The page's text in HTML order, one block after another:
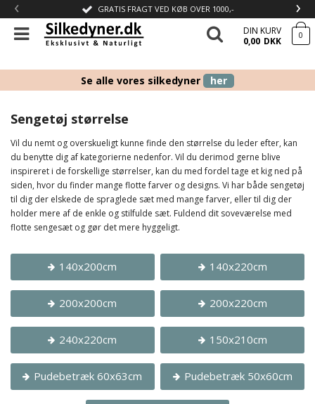
GRATIS FRAGT VED KØB OVER 1000,-
‹ ›
DIN KURV
0,00 DKK 0
Se alle vores silkedyner her
Sengetøj størrelse
Vil du nemt og overskueligt kunne finde den størrelse du leder efter, kan
du benytte dig af kategorierne nedenfor. Vil du derimod gerne blive
inspireret i de forskellige størrelser, kan du med fordel tage et kig ned på
siden, hvor du finder mange flotte farver og designs. Vi har både sengetøj
til dig der elskede de spraglede sæt med mange farver, eller til dig der
holder mere af de enkle og stilfulde sæt. Fuldend dit soveværelse med
flotte sengesæt og gør det mere hyggeligt.
140x200cm 140x220cm
200x200cm 200x220cm
240x220cm 150x210cm
Pudebetræk 60x63cm Pudebetræk 50x60cm